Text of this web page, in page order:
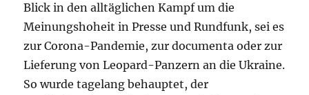
Blick in den alltäglichen Kampf um die
Meinungshoheit in Presse und Rundfunk, sei es
zur Corona-Pandemie, zur documenta oder zur
Lieferung von Leopard-Panzern an die Ukraine.
So wurde tagelang behauptet, der